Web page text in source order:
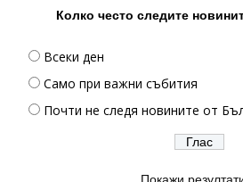
Колко често следите
Всеки ден
Само при важни събития
Почти не следя новините от
Покажи